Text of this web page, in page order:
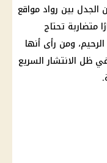
الجدل بين رواد مواقع
متضاربة تحتاج
ومن رأى أنها
ظل الانتشار السريع